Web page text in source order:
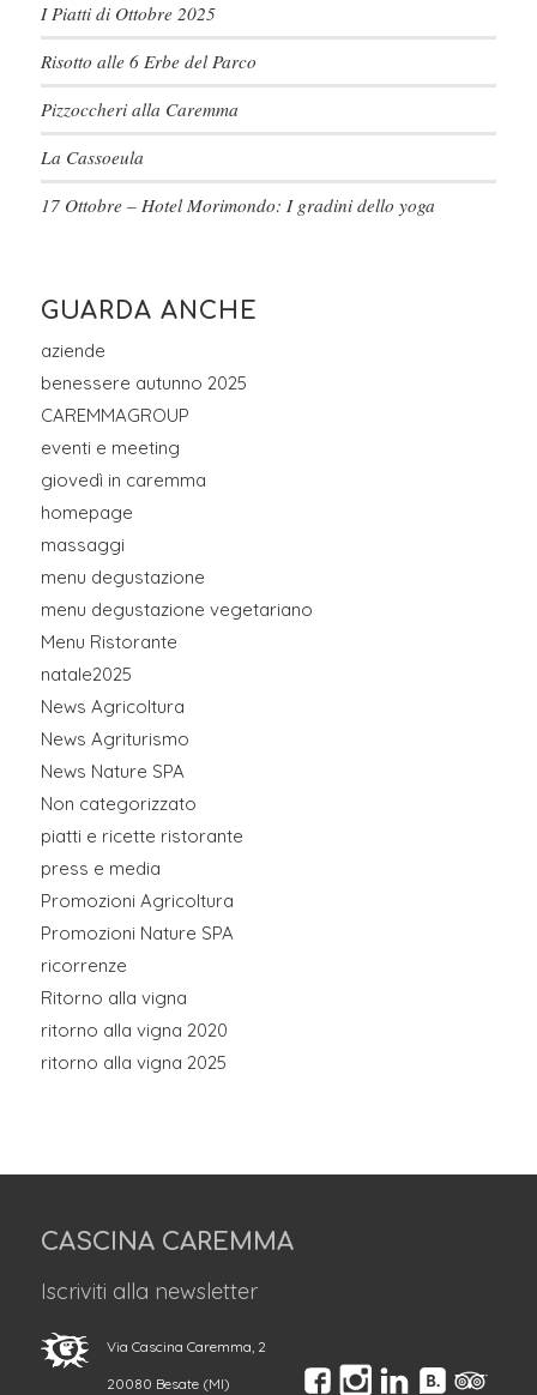
I Piatti di Ottobre 2025
Risotto alle 6 Erbe del Parco
Pizzoccheri alla Caremma
La Cassoeula
17 Ottobre – Hotel Morimondo: I gradini dello yoga
GUARDA ANCHE
aziende
benessere autunno 2025
CAREMMAGROUP
eventi e meeting
giovedì in caremma
homepage
massaggi
menu degustazione
menu degustazione vegetariano
Menu Ristorante
natale2025
News Agricoltura
News Agriturismo
News Nature SPA
Non categorizzato
piatti e ricette ristorante
press e media
Promozioni Agricoltura
Promozioni Nature SPA
ricorrenze
Ritorno alla vigna
ritorno alla vigna 2020
ritorno alla vigna 2025
CASCINA CAREMMA
Iscriviti alla newsletter
Via Cascina Caremma, 2
20080 Besate (MI)